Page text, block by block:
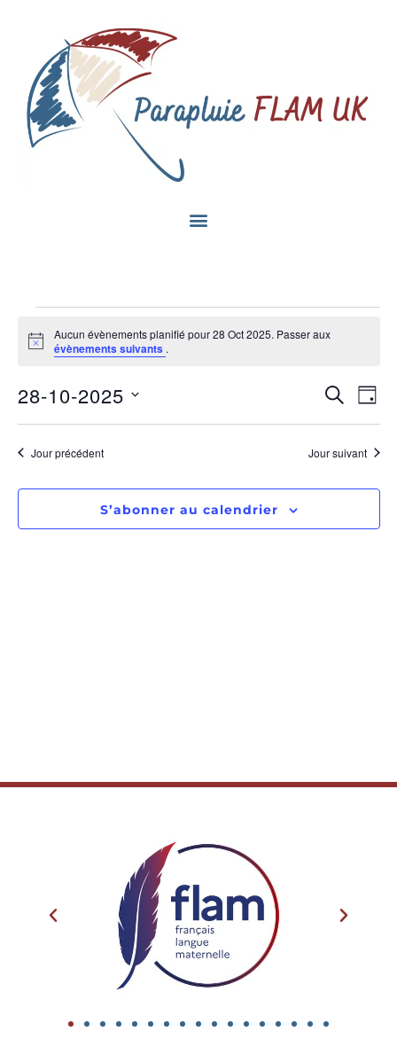
Notice
Aucun évènements planifié pour 28 Oct 2025. Passer aux
évènements suivants .
ET
DE
VUES
de
Jour
28-10-2025
une
date.Jour précédent Jour suivant
S’abonner au calendrier